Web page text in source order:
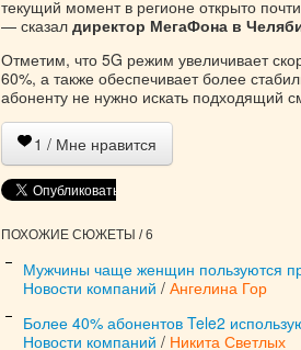
текущий момент в регионе открыто
— сказал директор МегаФона в
Отметим, что 5G режим увеличивает
60%, а также обеспечивает более
абоненту не нужно искать подходящий
1 / Мне нравится
ПОХОЖИЕ СЮЖЕТЫ / 6
Мужчины чаще женщин пользуются
Новости компаний / Ангелина Гор
Более 40% абонентов Tele2
Новости компаний / Никита Светлых